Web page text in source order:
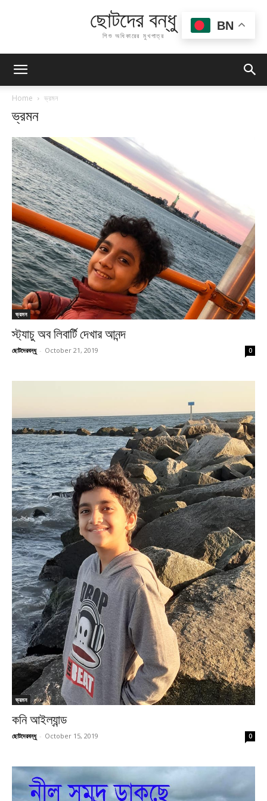
ছোটদের বন্ধু
শিশু অধিকারের মুখপাত্র
Home ভ্রমন
ভ্রমন
ভ্রমন
স্ট্যাচু অব লিবার্টি দেখার আনন্দ
ছোটদেরবন্ধু - October 21, 2019 0
ভ্রমন
কনি আইল্যান্ড
ছোটদেরবন্ধু - October 15, 2019 0
BN